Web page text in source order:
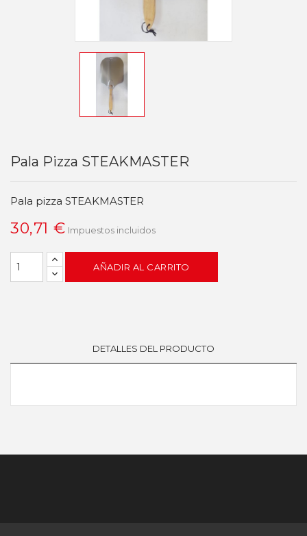
Pala Pizza STEAKMASTER
Pala pizza STEAKMASTER
30,71 € Impuestos incluidos
AÑADIR AL CARRITO
DETALLES DEL PRODUCTO